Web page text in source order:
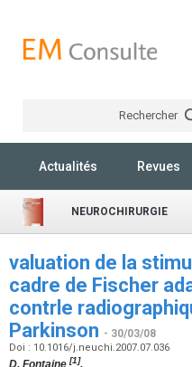
Rechercher
Actualités Revues
NEUROCHIRURGIE
valuation de la
cadre de Fischer
contrle
Parkinson - 30/03/08
Doi : 10.1016/j.neuchi.2007.07.036
D. Fontaine [1],